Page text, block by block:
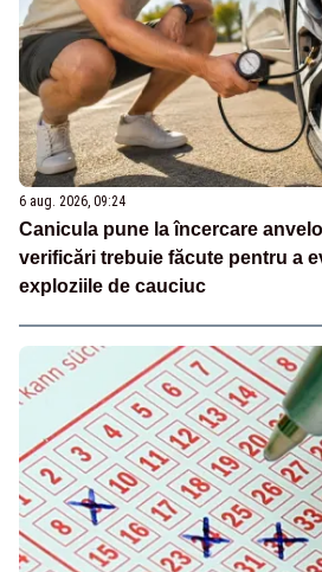
6 aug. 2026, 09:24
Canicula pune la încercare
verificări trebuie făcute pentru a
exploziile de cauciuc